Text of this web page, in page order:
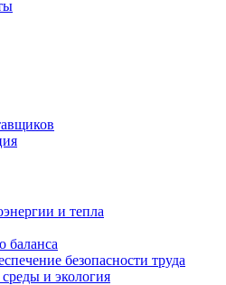
и тепла
баланса
безопасности труда
и экология